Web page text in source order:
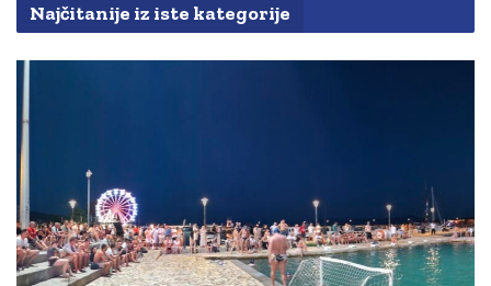
Najčitanije iz iste kategorije